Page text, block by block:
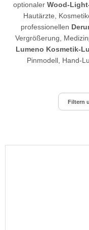
optionaler Wood-
Hautärzte,
professionellen
Vergrößerung,
Lumeno Kosmetik-
Pinmodell, Hand-
Filtern